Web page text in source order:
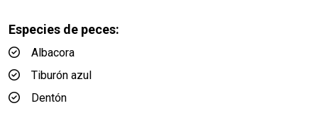
Especies de peces:
Albacora
Tiburón azul
Dentón